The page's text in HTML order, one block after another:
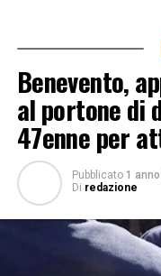
Benevento,
al portone di
47enne per
Pubblicato 1
Di redazione